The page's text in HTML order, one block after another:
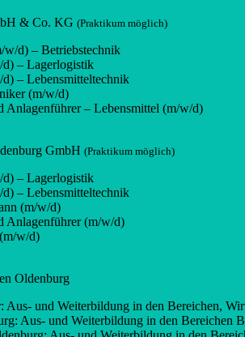
& Co. KG (Praktikum möglich)
w/d) – Betriebstechnik
– Lagerlogistik
– Lebensmitteltechnik
(m/w/d)
Anlagenführer – Lebensmittel (m/w/d)
GmbH (Praktikum möglich)
– Lagerlogistik
– Lebensmitteltechnik
(m/w/d)
Anlagenführer (m/w/d)
w/d)
Oldenburg
Aus- und Weiterbildung in den Bereichen,
Aus- und Weiterbildung in den Bereichen